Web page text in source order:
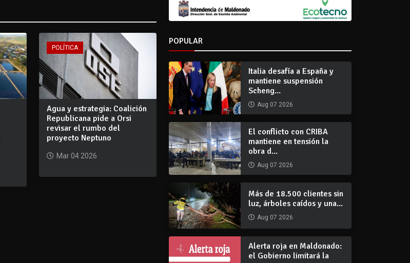
POLÍTICA
Agua y estrategia: Coalición
Republicana pide a Orsi
revisar el rumbo del
proyecto Neptuno
Mar 04 2026
POPULAR
Italia desafía a España y
mantiene suspensión
Scheng...
Aug 07 2026
El conflicto con CRIBA
mantiene en tensión la
obra d...
Aug 07 2026
Más de 18.500 clientes sin
luz, árboles caídos y una...
Aug 07 2026
Alerta roja en Maldonado:
el Gobierno limitará la